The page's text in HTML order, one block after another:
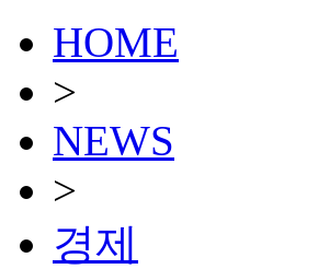
HOME
>
NEWS
>
경제